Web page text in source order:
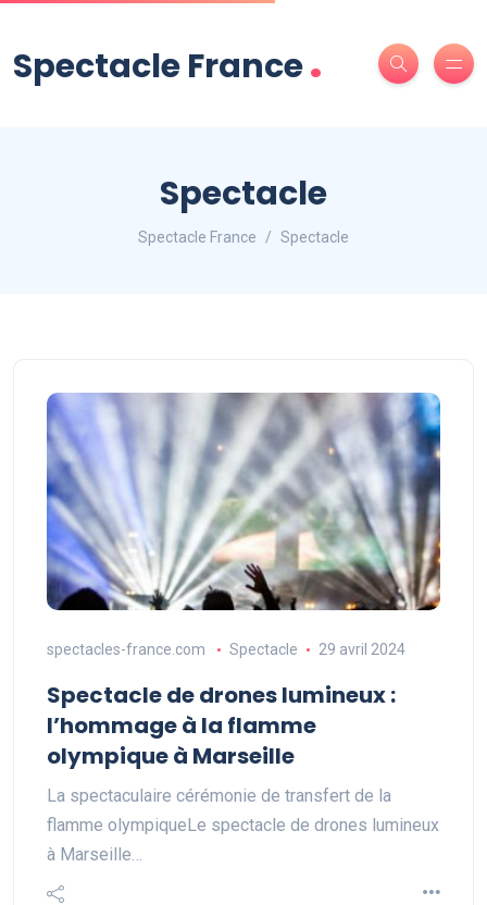
Spectacle France.
Spectacle
Spectacle France Spectacle
spectacles-france.com Spectacle 29 avril 2024
Spectacle de drones lumineux :
l’hommage à la flamme
olympique à Marseille
La spectaculaire cérémonie de transfert de la
flamme olympiqueLe spectacle de drones lumineux
à Marseille…